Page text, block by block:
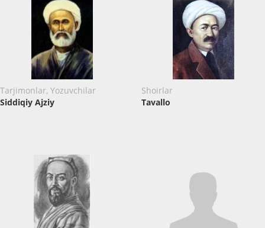
Tarjimonlar, Yozuvchilar
Siddiqiy Ajziy
Shoirlar
Tavallo